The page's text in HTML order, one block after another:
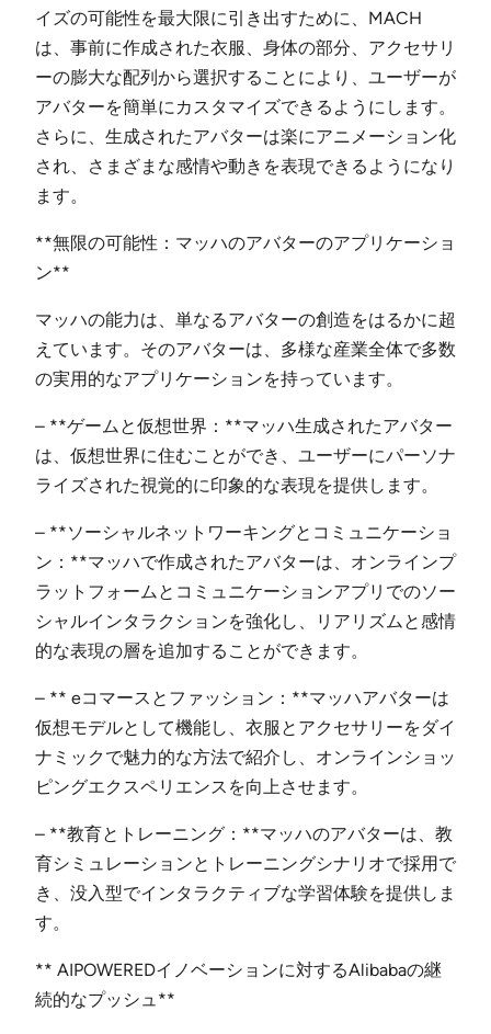
イズの可能性を最大限に引き出すために、MACH
は、事前に作成された衣服、身体の部分、アクセサリ
ーの膨大な配列から選択することにより、ユーザーが
アバターを簡単にカスタマイズできるようにします。
さらに、生成されたアバターは楽にアニメーション化
され、さまざまな感情や動きを表現できるようになり
ます。
**無限の可能性：マッハのアバターのアプリケーショ
ン**
マッハの能力は、単なるアバターの創造をはるかに超
えています。そのアバターは、多様な産業全体で多数
の実用的なアプリケーションを持っています。
– **ゲームと仮想世界：**マッハ生成されたアバター
は、仮想世界に住むことができ、ユーザーにパーソナ
ライズされた視覚的に印象的な表現を提供します。
– **ソーシャルネットワーキングとコミュニケーショ
ン：**マッハで作成されたアバターは、オンラインプ
ラットフォームとコミュニケーションアプリでのソー
シャルインタラクションを強化し、リアリズムと感情
的な表現の層を追加することができます。
– ** eコマースとファッション：**マッハアバターは
仮想モデルとして機能し、衣服とアクセサリーをダイ
ナミックで魅力的な方法で紹介し、オンラインショッ
ピングエクスペリエンスを向上させます。
– **教育とトレーニング：**マッハのアバターは、教
育シミュレーションとトレーニングシナリオで採用で
き、没入型でインタラクティブな学習体験を提供しま
す。
** AIPOWEREDイノベーションに対するAlibabaの継
続的なプッシュ**